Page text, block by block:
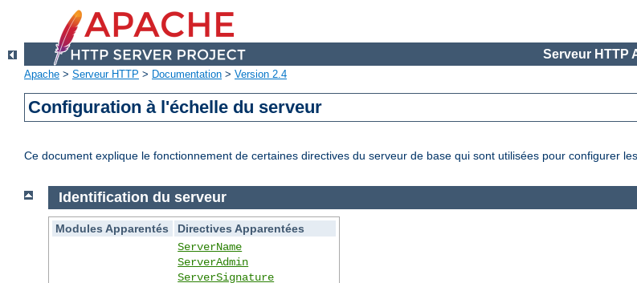
Serveur HTTP
Apache > Serveur HTTP > Documentation > Version 2.4
Configuration à l'échelle du serveur
Ce document explique le fonctionnement de certaines directives du serveur de base qui sont utilisées pour configurer
Identification du serveur
Modules Apparentés
Directives Apparentées
ServerName
ServerAdmin
ServerSignature